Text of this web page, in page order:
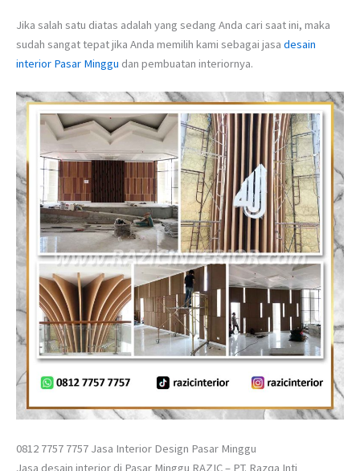
Jika salah satu diatas adalah yang sedang Anda cari saat ini, maka
sudah sangat tepat jika Anda memilih kami sebagai jasa desain
interior Pasar Minggu dan pembuatan interiornya.
0812 7757 7757 Jasa Interior Design Pasar Minggu
Jasa desain interior di Pasar Minggu RAZIC – PT. Razqa Inti